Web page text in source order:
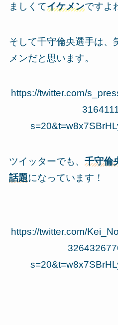
ましくてイケメンですよ
そして千守倫央選手は、
メンだと思います。
https://twitter.com/
ツイッターでも、 千守倫
話題になっています！
https://twitter.com/